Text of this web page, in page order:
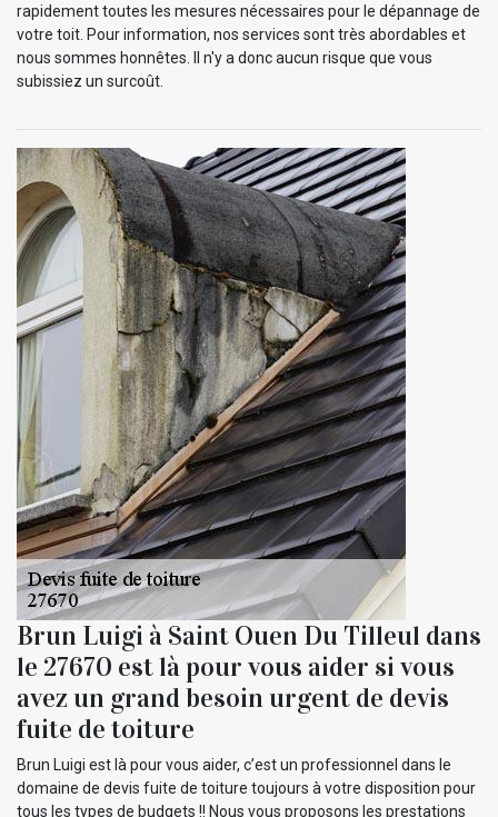
rapidement toutes les mesures nécessaires pour le dépannage de
votre toit. Pour information, nos services sont très abordables et
nous sommes honnêtes. Il n'y a donc aucun risque que vous
subissiez un surcoût.
Brun Luigi à Saint Ouen Du Tilleul dans
le 27670 est là pour vous aider si vous
avez un grand besoin urgent de devis
fuite de toiture
Brun Luigi est là pour vous aider, c’est un professionnel dans le
domaine de devis fuite de toiture toujours à votre disposition pour
tous les types de budgets !! Nous vous proposons les prestations